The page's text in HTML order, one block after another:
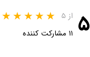
۵ از ۵
۱۱ مشارکت کننده